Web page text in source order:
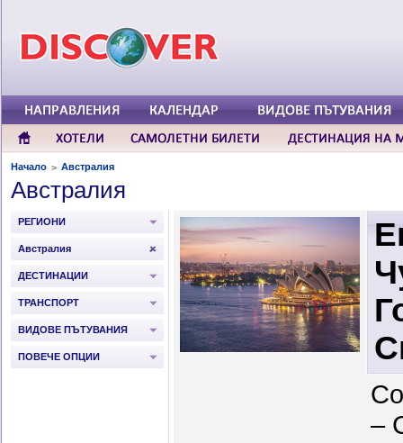
Начало > Австралия
Австралия
РЕГИОНИ
Австралия
ДЕСТИНАЦИИ
ТРАНСПОРТ
ВИДОВЕ ПЪТУВАНИЯ
ПОВЕЧЕ ОПЦИИ
–